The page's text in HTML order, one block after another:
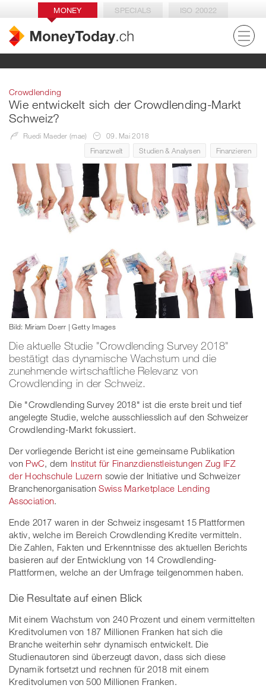
MONEY SPECIALS ISO 20022
Crowdlending
Wie entwickelt sich der Crowdlending-Markt
Schweiz?
Ruedi Maeder (mae)
09. Mai 2018
Finanzwelt
Studien & Analysen Finanzieren
Bild: Miriam Doerr | Getty Images
Die aktuelle Studie "Crowdlending Survey 2018"
bestätigt das dynamische Wachstum und die
zunehmende wirtschaftliche Relevanz von
Crowdlending in der Schweiz.
Die "Crowdlending Survey 2018" ist die erste breit und tief
angelegte Studie, welche ausschliesslich auf den Schweizer
Crowdlending-Markt fokussiert.
Der vorliegende Bericht ist eine gemeinsame Publikation
von PwC, dem Institut für Finanzdienstleistungen Zug IFZ
der Hochschule Luzern sowie der Initiative und Schweizer
BranchenorganisationSwiss Marketplace Lending
Association.
Ende 2017 waren in der Schweiz insgesamt 15 Plattformen
aktiv, welche im Bereich Crowdlending Kredite vermitteln.
Die Zahlen, Fakten und Erkenntnisse des aktuellen Berichts
basieren auf der Entwicklung von 14 Crowdlending-
Plattformen, welche an der Umfrage teilgenommen haben.
Die Resultate auf einen Blick
Mit einem Wachstum von 240 Prozent und einem vermittelten
Kreditvolumen von 187 Millionen Franken hat sich die
Branche weiterhin sehr dynamisch entwickelt. Die
Studienautoren sind überzeugt davon, dass sich diese
Dynamik fortsetzt und rechnen für 2018 mit einem
Kreditvolumen von 500 Millionen Franken.